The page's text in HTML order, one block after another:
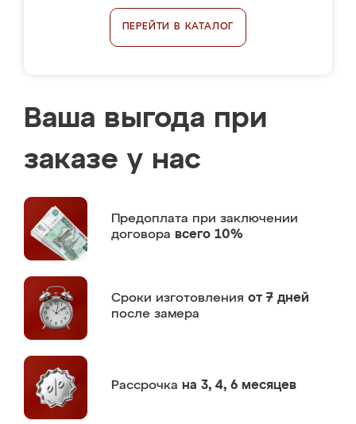
ПЕРЕЙТИ В КАТАЛОГ
Ваша выгода при
заказе у нас
Предоплата при заключении
договора всего 10%
Сроки изготовления от 7 дней
после замера
Рассрочка на 3, 4, 6 месяцев